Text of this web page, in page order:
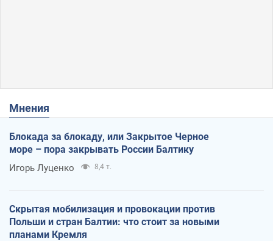
Мнения
Блокада за блокаду, или Закрытое Черное
море – пора закрывать России Балтику
Игорь Луценко 8,4 т.
Скрытая мобилизация и провокации против
Польши и стран Балтии: что стоит за новыми
планами Кремля